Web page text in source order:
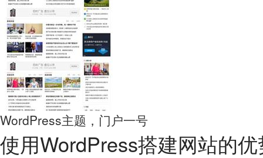
WordPress主题，门户一号
使用WordPress搭建网站的